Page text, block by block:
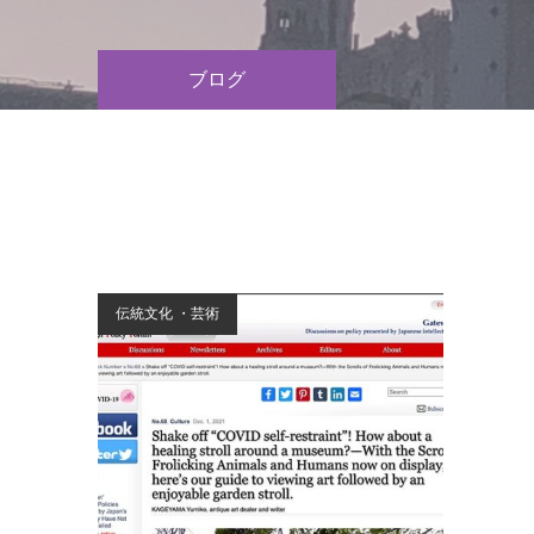
ブログ
伝統文化 ・芸術